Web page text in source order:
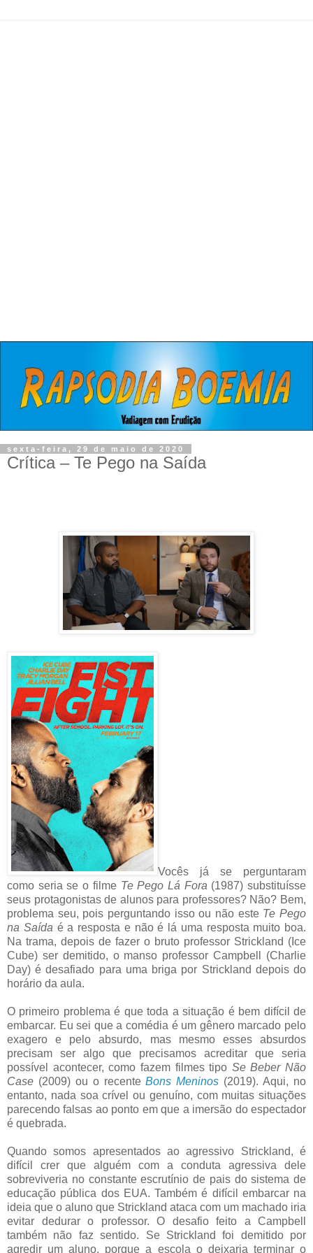
sexta-feira, 29 de maio de 2020
Crítica – Te Pego na Saída
Vocês já se perguntaram
como seria se o filme Te Pego Lá Fora (1987) substituísse
seus protagonistas de alunos para professores? Não? Bem,
problema seu, pois perguntando isso ou não este Te Pego
na Saída é a resposta e não é lá uma resposta muito boa.
Na trama, depois de fazer o bruto professor Strickland (Ice
Cube) ser demitido, o manso professor Campbell (Charlie
Day) é desafiado para uma briga por Strickland depois do
horário da aula.
O primeiro problema é que toda a situação é bem difícil de
embarcar. Eu sei que a comédia é um gênero marcado pelo
exagero e pelo absurdo, mas mesmo esses absurdos
precisam ser algo que precisamos acreditar que seria
possível acontecer, como fazem filmes tipo Se Beber Não
Case (2009) ou o recenteBons Meninos (2019). Aqui, no
entanto, nada soa crível ou genuíno, com muitas situações
parecendo falsas ao ponto em que a imersão do espectador
é quebrada.
Quando somos apresentados ao agressivo Strickland, é
difícil crer que alguém com a conduta agressiva dele
sobreviveria no constante escrutínio de pais do sistema de
educação pública dos EUA. Também é difícil embarcar na
ideia que o aluno que Strickland ataca com um machado iria
evitar dedurar o professor. O desafio feito a Campbell
também não faz sentido. Se Strickland foi demitido por
agredir um aluno, porque a escola o deixaria terminar o